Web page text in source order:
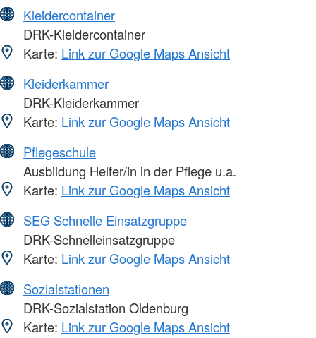
Kleidercontainer
DRK-Kleidercontainer
Karte: Link zur Google Maps Ansicht
Kleiderkammer
DRK-Kleiderkammer
Karte: Link zur Google Maps Ansicht
Pflegeschule
Ausbildung Helfer/in in der Pflege u.a.
Karte: Link zur Google Maps Ansicht
SEG Schnelle Einsatzgruppe
DRK-Schnelleinsatzgruppe
Karte: Link zur Google Maps Ansicht
Sozialstationen
DRK-Sozialstation Oldenburg
Karte: Link zur Google Maps Ansicht